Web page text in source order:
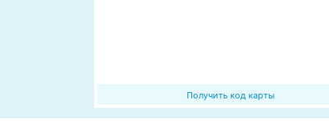
Получить код карты